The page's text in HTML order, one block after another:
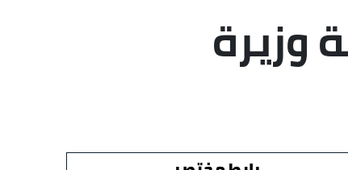
وزيرة